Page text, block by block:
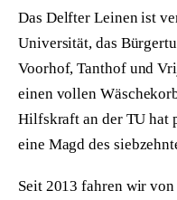
Das Delfter Leinen ist
Universität, das
Voorhof, Tanthof und
einen vollen
Hilfskraft an der TU hat
eine Magd des
Seit 2013 fahren wir